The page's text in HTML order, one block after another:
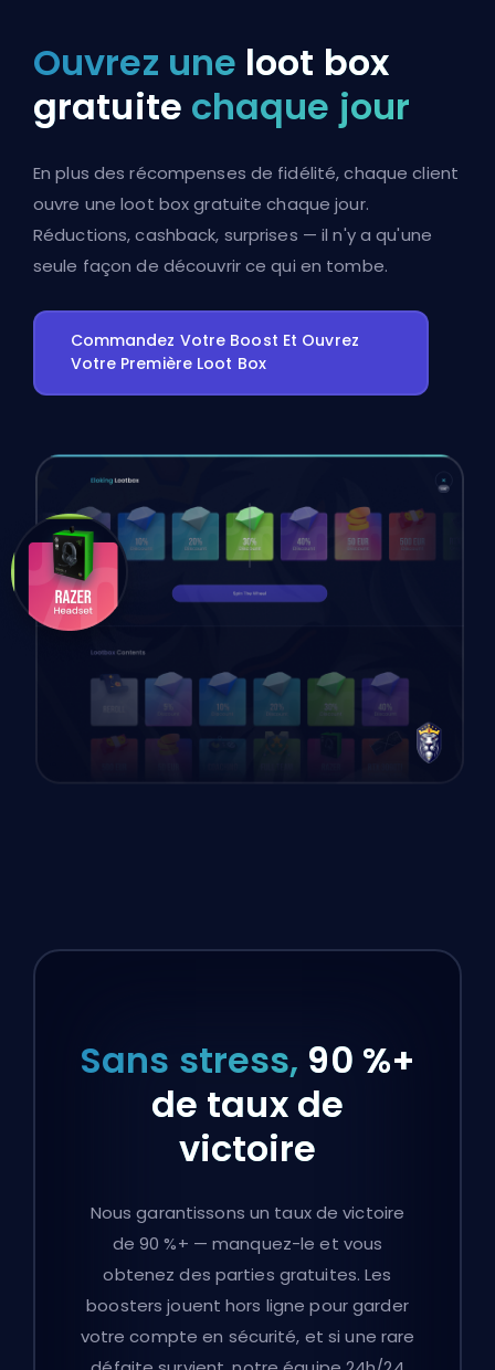
Ouvrez une loot box
gratuite chaque jour
En plus des récompenses de fidélité, chaque client
ouvre une loot box gratuite chaque jour.
Réductions, cashback, surprises — il n'y a qu'une
seule façon de découvrir ce qui en tombe.
Commandez Votre Boost Et Ouvrez
Votre Première Loot Box
Sans stress, 90 %+
de taux de
victoire
Nous garantissons un taux de victoire
de 90 %+ — manquez-le et vous
obtenez des parties gratuites. Les
boosters jouent hors ligne pour garder
votre compte en sécurité, et si une rare